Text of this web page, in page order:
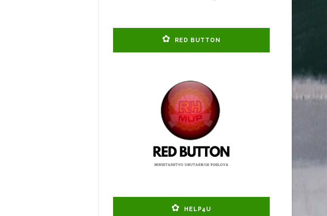
RED BUTTON
HELP4U